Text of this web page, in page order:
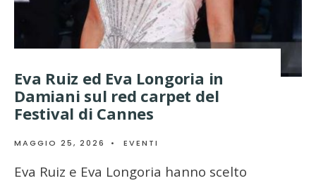
Eva Ruiz ed Eva Longoria in
Damiani sul red carpet del
Festival di Cannes
MAGGIO 25, 2026 • EVENTI
Eva Ruiz e Eva Longoria hanno scelto